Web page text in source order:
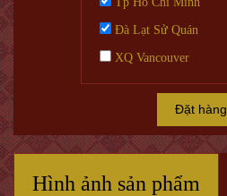
Đà Lạt Sử Quán
XQ Vancouver
Đặt hàng
Hình ảnh sản phẩm